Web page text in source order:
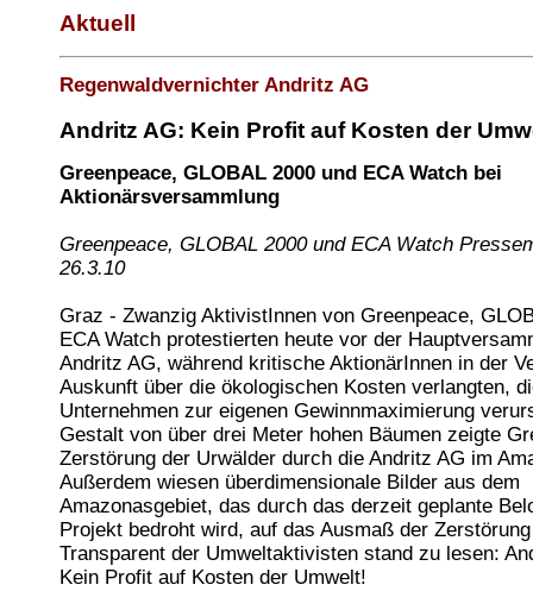
Aktuell
Regenwaldvernichter Andritz AG
Andritz AG: Kein Profit auf Kosten der
Greenpeace, GLOBAL 2000 und ECA Watch bei
Aktionärsversammlung
Greenpeace, GLOBAL 2000 und ECA Watch
26.3.10
Graz - Zwanzig AktivistInnen von Greenpeace,
ECA Watch protestierten heute vor der
Andritz AG, während kritische AktionärInnen in der
Auskunft über die ökologischen Kosten verlangten,
Unternehmen zur eigenen Gewinnmaximierung
Gestalt von über drei Meter hohen Bäumen zeigte
Zerstörung der Urwälder durch die Andritz AG im
Außerdem wiesen überdimensionale Bilder aus dem
Amazonasgebiet, das durch das derzeit geplante
Projekt bedroht wird, auf das Ausmaß der
Transparent der Umweltaktivisten stand zu lesen:
Kein Profit auf Kosten der Umwelt!